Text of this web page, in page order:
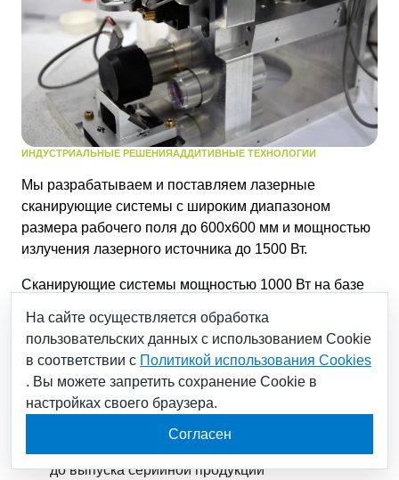
ИНДУСТРИАЛЬНЫЕ РЕШЕНИЯАДДИТИВНЫЕ ТЕХНОЛОГИИ
Мы разрабатываем и поставляем лазерные
сканирующие системы с широким диапазоном
размера рабочего поля до 600х600 мм и мощностью
излучения лазерного источника до 1500 Вт.
Сканирующие системы мощностью 1000 Вт на базе
производства, применяемые в аддитивном
оборудовании (3D-принтерах, лазерных
маркировщиках), обеспечивают высокую
стабильность работы и надежность.
Предоставление полного спектра услуг: от
до выпуска серийной продукции
На сайте осуществляется обработка
пользовательских данных с использованием Cookie
в соответствии с Политикой использования Cookies
. Вы можете запретить сохранение Cookie в
настройках своего браузера.
Согласен